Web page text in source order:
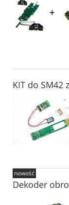
KIT do SM42
Dekoder
nowość